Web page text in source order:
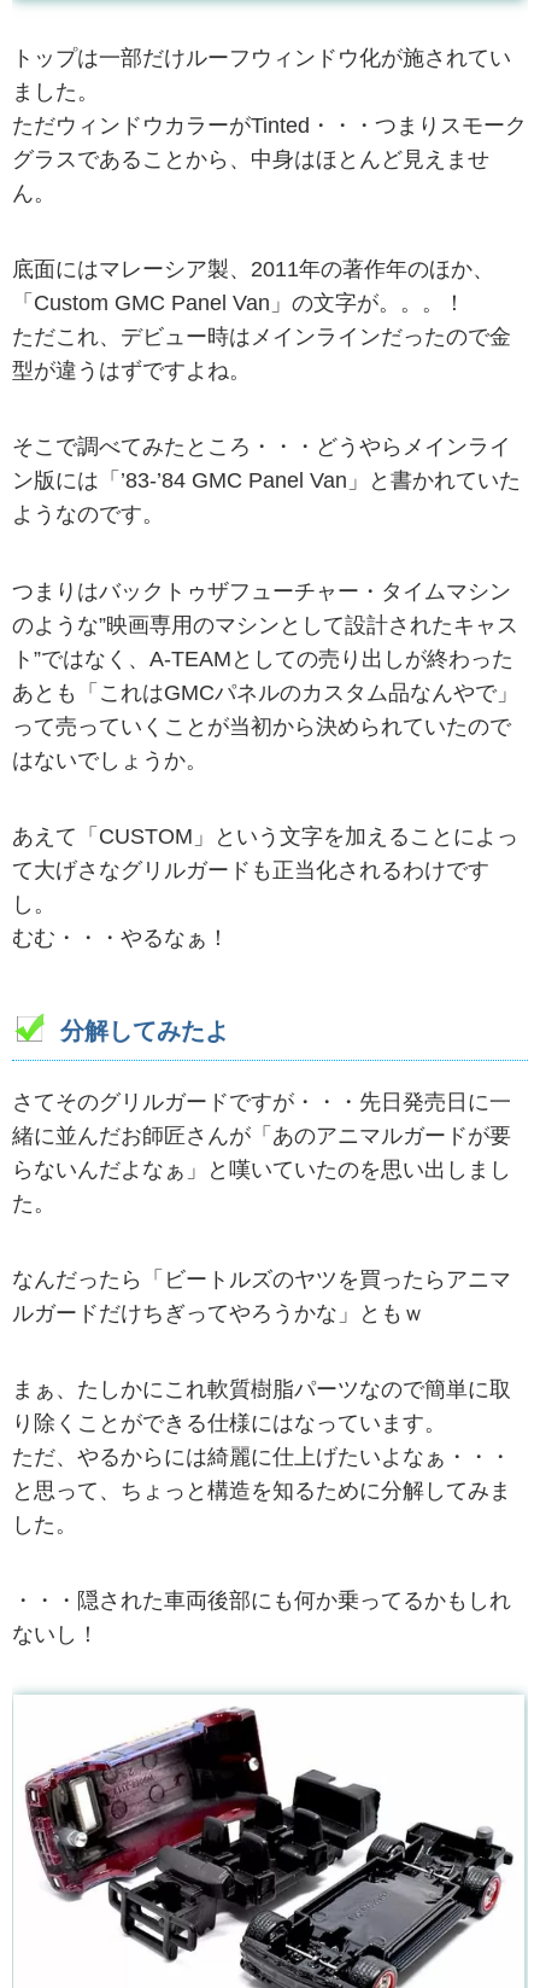
トップは一部だけルーフウィンドウ化が施されてい
ました。
ただウィンドウカラーがTinted・・・つまりスモーク
グラスであることから、中身はほとんど見えませ
ん。
底面にはマレーシア製、2011年の著作年のほか、
「Custom GMC Panel Van」の文字が。。。！
ただこれ、デビュー時はメインラインだったので金
型が違うはずですよね。
そこで調べてみたところ・・・どうやらメインライ
ン版には「’83-’84 GMC Panel Van」と書かれていた
ようなのです。
つまりはバックトゥザフューチャー・タイムマシン
のような”映画専用のマシンとして設計されたキャス
ト”ではなく、A-TEAMとしての売り出しが終わった
あとも「これはGMCパネルのカスタム品なんやで」
って売っていくことが当初から決められていたので
はないでしょうか。
あえて「CUSTOM」という文字を加えることによっ
て大げさなグリルガードも正当化されるわけです
し。
むむ・・・やるなぁ！
分解してみたよ
さてそのグリルガードですが・・・先日発売日に一
緒に並んだお師匠さんが「あのアニマルガードが要
らないんだよなぁ」と嘆いていたのを思い出しまし
た。
なんだったら「ビートルズのヤツを買ったらアニマ
ルガードだけちぎってやろうかな」ともｗ
まぁ、たしかにこれ軟質樹脂パーツなので簡単に取
り除くことができる仕様にはなっています。
ただ、やるからには綺麗に仕上げたいよなぁ・・・
と思って、ちょっと構造を知るために分解してみま
した。
・・・隠された車両後部にも何か乗ってるかもしれ
ないし！